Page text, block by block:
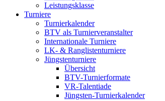
Leistungsklasse
Turniere
Turnierkalender
BTV als Turnierveranstalter
Internationale Turniere
LK- & Ranglistenturniere
Jüngstenturniere
Übersicht
BTV-Turnierformate
VR-Talentiade
Jüngsten-Turnierkalender